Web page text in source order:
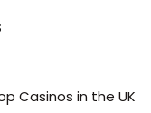
Casinos in the UK